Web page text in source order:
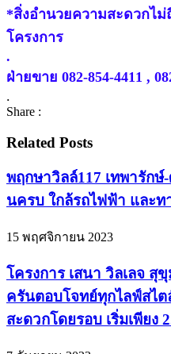
*สิ่งอำนวยความสะดวกไ
โครงการ
.
ฝ่ายขาย 082-854-4411 ,
.
Share :
Related Posts
พฤกษาวิลล์117 เทพารัก
นครบ ใกล้รถไฟฟ้า และท
15 พฤศจิกายน 2023
โครงการ เสนา วิลเลจ
ครันตอบโจทย์ทุกไลฟ์สไ
สะดวกโดยรอบ เริ่มเพียง